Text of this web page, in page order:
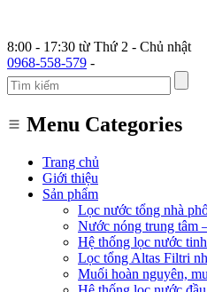
8:00 - 17:30 từ Thứ 2 - Chủ nhật
0968-558-579 -
Menu Categories
Trang chủ
Giới thiệu
Sản phẩm
Lọc nước tổng nhà
Nước nóng trung tâm
Hệ thống lọc nước
Lọc tổng Altas Filtri
Muối hoàn nguyên,